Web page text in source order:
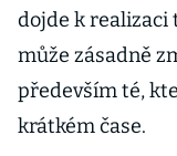
dojde k realizaci
může zásadně
především té,
krátkém čase.